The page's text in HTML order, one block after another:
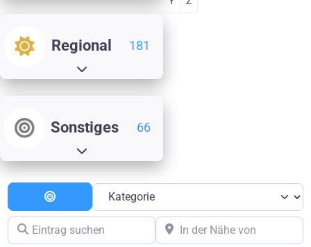
Regional 181
Unterkategorien aufklappen
Sonstiges 66
Unterkategorien aufklappen
Entfernung
Kategorie
Eintrag suchen In der Nähe von